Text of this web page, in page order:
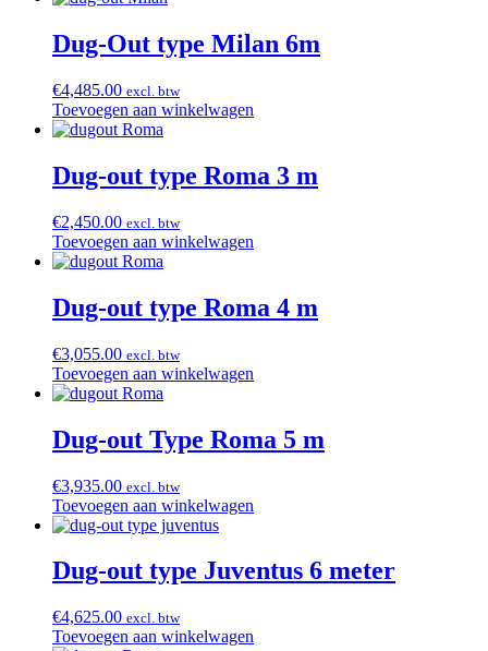
Dug-Out type Milan 6m
€4,485.00 excl. btw
Toevoegen aan winkelwagen
Dug-out type Roma 3 m
€2,450.00 excl. btw
Toevoegen aan winkelwagen
Dug-out type Roma 4 m
€3,055.00 excl. btw
Toevoegen aan winkelwagen
Dug-out Type Roma 5 m
€3,935.00 excl. btw
Toevoegen aan winkelwagen
Dug-out type Juventus 6 meter
€4,625.00 excl. btw
Toevoegen aan winkelwagen